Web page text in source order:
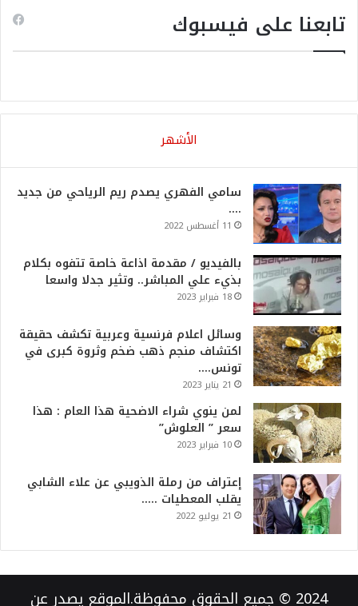
تابعنا على فيسبوك
الأشهر
سامي الفهري يصدم ريم الرياحي من جديد
….
11 أغسطس 2022
بالفيديو / مقدمة اذاعة خاصة تتفوه بكلام
بذيء علي المباشر.. وتثير جدلا واسعا
18 فبراير 2023
وسائل اعلام فرنسية وعربية تكشف حقيقة
اكتشاف منجم ذهب ضخم وثروة كبرى في
تونس….
21 يناير 2023
لمن ينوي شراء الاضحية هذا العام : هذا
سعر ” العلوش”
10 فبراير 2023
إعتراف من رملة الذويبي عن علاء الشابي
يقلب المعطيات …..
21 يوليو 2022
2024 © جميع الحقوق محفوظة.الموقع يصدر عن